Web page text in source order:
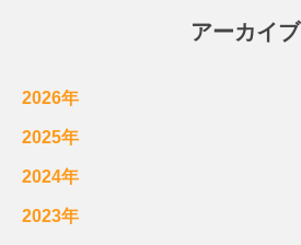
アーカイブ
2026年
2025年
2024年
2023年